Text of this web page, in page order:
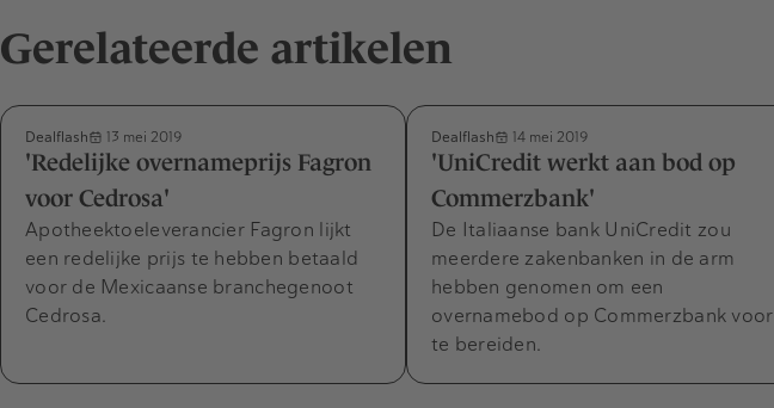
Gerelateerde artikelen
Dealflash 13 mei 2019
'Redelijke overnameprijs Fagron
voor Cedrosa'
Apotheektoeleverancier Fagron lijkt
een redelijke prijs te hebben betaald
voor de Mexicaanse branchegenoot
Cedrosa.
Dealflash 14 mei 2019
'UniCredit werkt aan bod op
Commerzbank'
De Italiaanse bank UniCredit zou
meerdere zakenbanken in de arm
hebben genomen om een
overnamebod op Commerzbank voor
te bereiden.